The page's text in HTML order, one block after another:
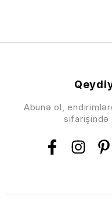
Abunə ol,
sifarişində